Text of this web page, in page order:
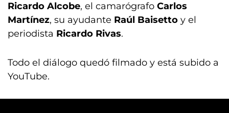
Ricardo Alcobe, el camarógrafo Carlos
Martínez, su ayudante Raúl Baisetto y el
periodista Ricardo Rivas.
Todo el diálogo quedó filmado y está subido a
YouTube.